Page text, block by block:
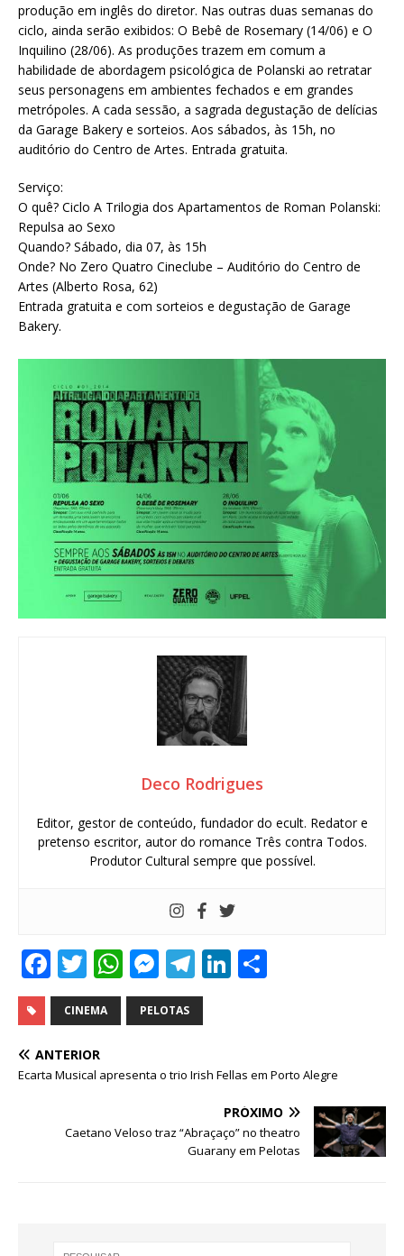
produção em inglês do diretor. Nas outras duas semanas do
ciclo, ainda serão exibidos: O Bebê de Rosemary (14/06) e O
Inquilino (28/06). As produções trazem em comum a
habilidade de abordagem psicológica de Polanski ao retratar
seus personagens em ambientes fechados e em grandes
metrópoles. A cada sessão, a sagrada degustação de delícias
da Garage Bakery e sorteios. Aos sábados, às 15h, no
auditório do Centro de Artes. Entrada gratuita.
Serviço:
O quê? Ciclo A Trilogia dos Apartamentos de Roman Polanski:
Repulsa ao Sexo
Quando? Sábado, dia 07, às 15h
Onde? No Zero Quatro Cineclube – Auditório do Centro de
Artes (Alberto Rosa, 62)
Entrada gratuita e com sorteios e degustação de Garage
Bakery.
Deco Rodrigues
Editor, gestor de conteúdo, fundador do ecult. Redator e
pretenso escritor, autor do romance Três contra Todos.
Produtor Cultural sempre que possível.
F
a
c
e
b
o
T
w
it
te
r
W
h
at
A
p
M
e
ss
n
e
T
el
e
ra
Li
dI
n
CINEMA PELOTAS
ANTERIOR
Ecarta Musical apresenta o trio Irish Fellas em Porto Alegre
PRÓXIMO
Caetano Veloso traz “Abraçaço” no theatro
Guarany em Pelotas